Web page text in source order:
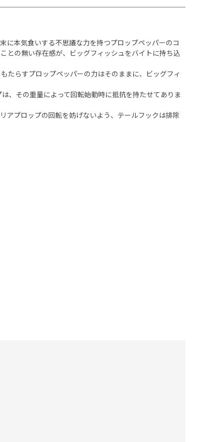
に本気食いする不思議な力を持つプロップペッパーのコ
との無い存在感が、ビッグフィッシュをバイトに持ち込
たらすプロップペッパーの力はそのままに、ビッグフィ
、その重量によって回転始動時に抵抗を持たせてありま
アプロップの回転を妨げないよう、テールフックは排除